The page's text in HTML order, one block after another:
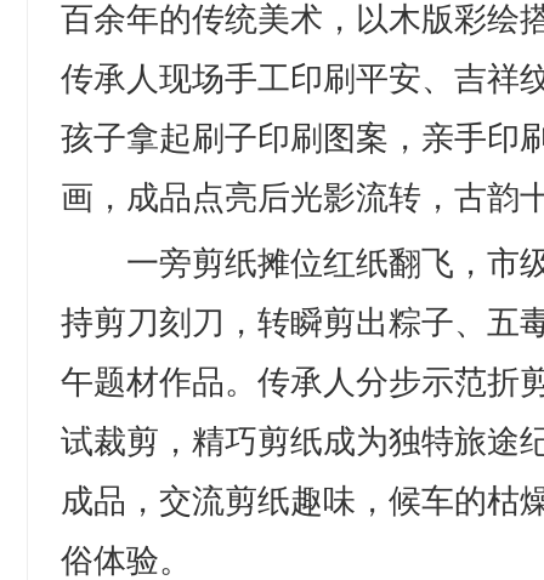
百余年的传统美术，以木版彩绘
传承人现场手工印刷平安、吉祥
孩子拿起刷子印刷图案，亲手印
画，成品点亮后光影流转，古韵
一旁剪纸摊位红纸翻飞，市
持剪刀刻刀，转瞬剪出粽子、五
午题材作品。传承人分步示范折
试裁剪，精巧剪纸成为独特旅途
成品，交流剪纸趣味，候车的枯
俗体验。